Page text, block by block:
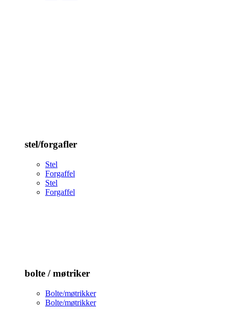
stel/forgafler
Stel
Forgaffel
Stel
Forgaffel
bolte / møtriker
Bolte/møtrikker
Bolte/møtrikker